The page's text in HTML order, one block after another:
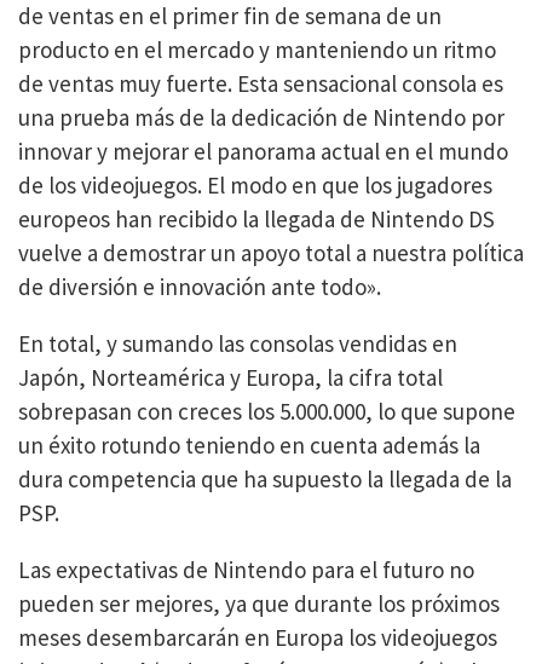
de ventas en el primer fin de semana de un
producto en el mercado y manteniendo un ritmo
de ventas muy fuerte. Esta sensacional consola es
una prueba más de la dedicación de Nintendo por
innovar y mejorar el panorama actual en el mundo
de los videojuegos. El modo en que los jugadores
europeos han recibido la llegada de Nintendo DS
vuelve a demostrar un apoyo total a nuestra política
de diversión e innovación ante todo».
En total, y sumando las consolas vendidas en
Japón, Norteamérica y Europa, la cifra total
sobrepasan con creces los 5.000.000, lo que supone
un éxito rotundo teniendo en cuenta además la
dura competencia que ha supuesto la llegada de la
PSP.
Las expectativas de Nintendo para el futuro no
pueden ser mejores, ya que durante los próximos
meses desembarcarán en Europa los videojuegos